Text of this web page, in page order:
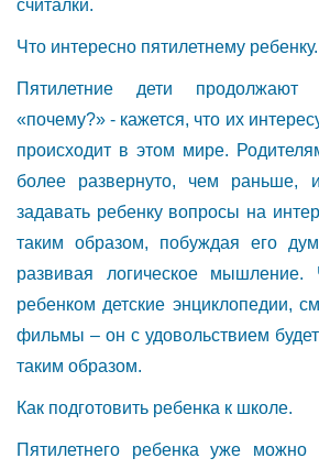
считалки.
Что интересно пятилетнему ребенку.
Пятилетние дети продолжают
«почему?» - кажется, что их
происходит в этом мире.
более развернуто, чем раньше,
задавать ребенку вопросы на
таким образом, побуждая его
развивая логическое мышление.
ребенком детские энциклопедии,
фильмы – он с удовольствием
таким образом.
Как подготовить ребенка к школе.
Пятилетнего ребенка уже можно